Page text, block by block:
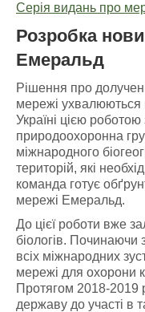
Серія видань про
Розробка
Емеральд
Рішення про
мережі ухвалюються
Україні цією
природоохоронна
міжнародного
територій, які
команда готує
мережі Емеральд.
До цієї роботи вже
біологів. Починаючи
всіх міжнародних
мережі для охорони
Протягом 2018-2019
державу до участі в